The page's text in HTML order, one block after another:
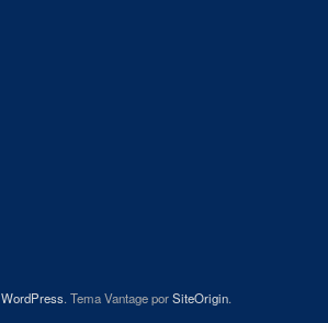
WordPress. Tema Vantage porSiteOrigin.